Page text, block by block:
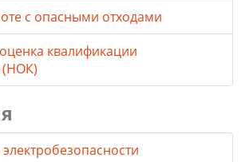
с опасными отходами
квалификации
(НОК)